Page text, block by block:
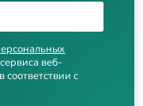
веб-
с